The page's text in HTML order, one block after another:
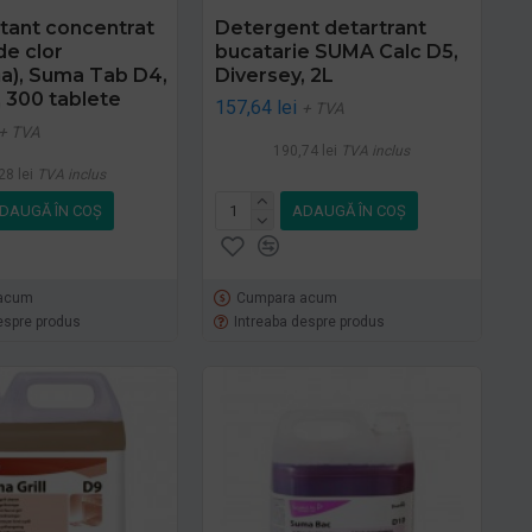
concentrat
clor
Suma Tab D4,
300 tablete
+ TVA
lei TVA inclus
ÎN COŞ
produs
Detergent detartrant
bucatarie SUMA Calc D5,
Diversey, 2L
157,64 lei + TVA
190,74 lei TVA inclus
ADAUGĂ ÎN COŞ
Cumpara acum
Intreaba despre produs